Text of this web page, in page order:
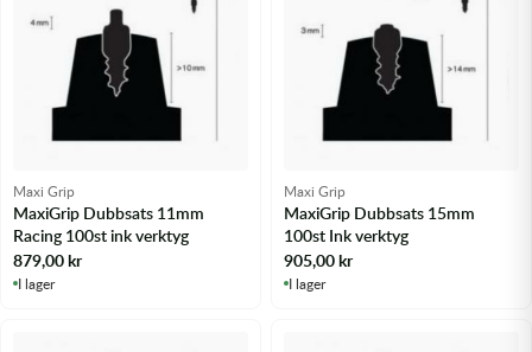
Motordelar
Styren & Tillbehör
Vagnar
Variatordelar
Maxi Grip
MaxiGrip Dubbsats 11mm
Racing 100st ink verktyg
879,00kr
I lager
Maxi Grip
MaxiGrip Dubbsats 15mm
100st Ink verktyg
905,00kr
I lager